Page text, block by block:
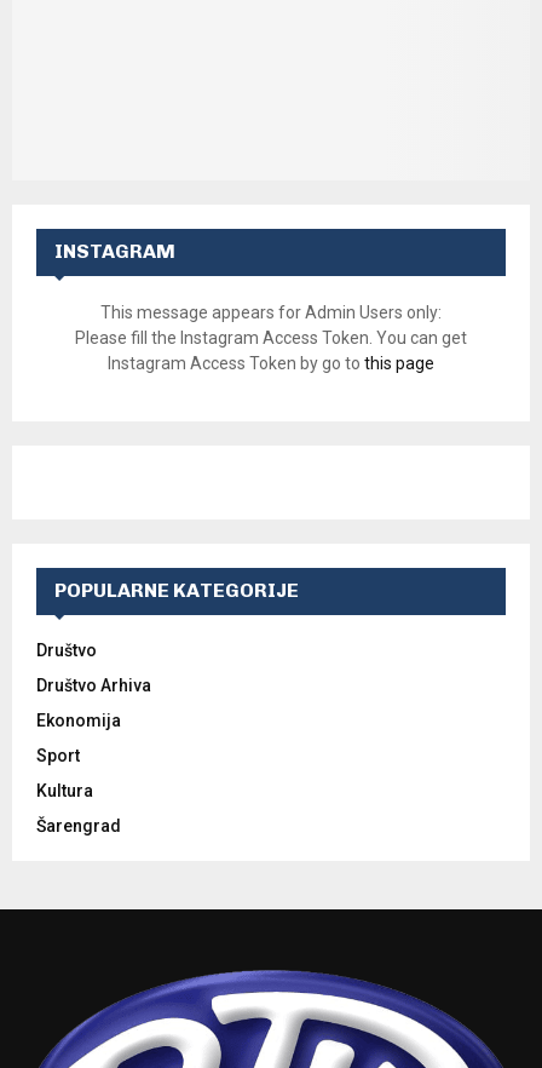
INSTAGRAM
This message appears for Admin Users only:
Please fill the Instagram Access Token. You can get
Instagram Access Token by go to this page
POPULARNE KATEGORIJE
Društvo
Društvo Arhiva
Ekonomija
Sport
Kultura
Šarengrad